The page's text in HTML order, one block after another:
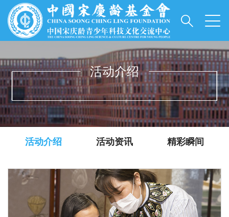
活动介绍
INFORMATIONS
活动介绍 活动资讯 精彩瞬间